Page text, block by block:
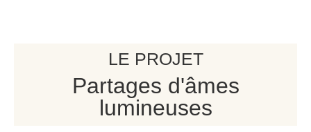
LE PROJET
Partages d'âmes
lumineuses